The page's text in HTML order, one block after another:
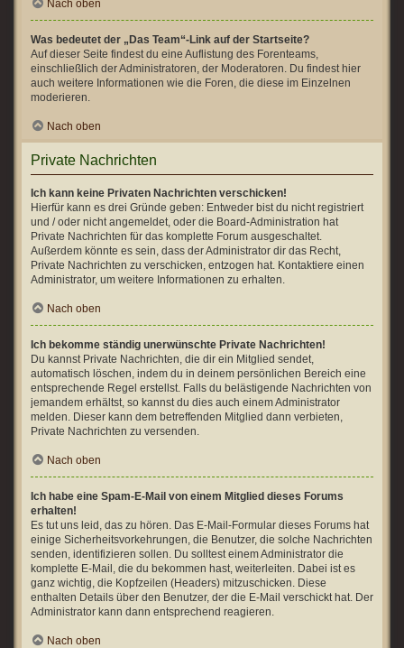
Nach oben
Was bedeutet der „Das Team“-Link auf der Startseite?
Auf dieser Seite findest du eine Auflistung des Forenteams,
einschließlich der Administratoren, der Moderatoren. Du findest hier
auch weitere Informationen wie die Foren, die diese im Einzelnen
moderieren.
Nach oben
Private Nachrichten
Ich kann keine Privaten Nachrichten verschicken!
Hierfür kann es drei Gründe geben: Entweder bist du nicht registriert
und / oder nicht angemeldet, oder die Board-Administration hat
Private Nachrichten für das komplette Forum ausgeschaltet.
Außerdem könnte es sein, dass der Administrator dir das Recht,
Private Nachrichten zu verschicken, entzogen hat. Kontaktiere einen
Administrator, um weitere Informationen zu erhalten.
Nach oben
Ich bekomme ständig unerwünschte Private Nachrichten!
Du kannst Private Nachrichten, die dir ein Mitglied sendet,
automatisch löschen, indem du in deinem persönlichen Bereich eine
entsprechende Regel erstellst. Falls du belästigende Nachrichten von
jemandem erhältst, so kannst du dies auch einem Administrator
melden. Dieser kann dem betreffenden Mitglied dann verbieten,
Private Nachrichten zu versenden.
Nach oben
Ich habe eine Spam-E-Mail von einem Mitglied dieses Forums
erhalten!
Es tut uns leid, das zu hören. Das E-Mail-Formular dieses Forums hat
einige Sicherheitsvorkehrungen, die Benutzer, die solche Nachrichten
senden, identifizieren sollen. Du solltest einem Administrator die
komplette E-Mail, die du bekommen hast, weiterleiten. Dabei ist es
ganz wichtig, die Kopfzeilen (Headers) mitzuschicken. Diese
enthalten Details über den Benutzer, der die E-Mail verschickt hat. Der
Administrator kann dann entsprechend reagieren.
Nach oben